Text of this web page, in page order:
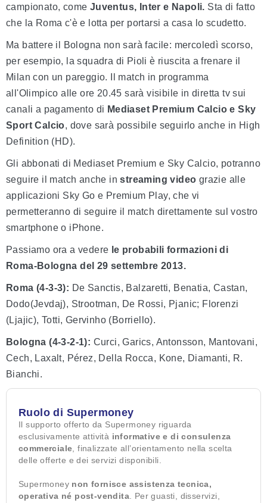
campionato, come Juventus, Inter e Napoli. Sta di fatto
che la Roma c'è e lotta per portarsi a casa lo scudetto.
Ma battere il Bologna non sarà facile: mercoledì scorso,
per esempio, la squadra di Pioli è riuscita a frenare il
Milan con un pareggio. Il match in programma
all'Olimpico alle ore 20.45 sarà visibile in diretta tv sui
canali a pagamento di Mediaset Premium Calcio e Sky
Sport Calcio, dove sarà possibile seguirlo anche in High
Definition (HD).
Gli abbonati di Mediaset Premium e Sky Calcio, potranno
seguire il match anche instreaming video grazie alle
applicazioni Sky Go e Premium Play, che vi
permetteranno di seguire il match direttamente sul vostro
smartphone o iPhone.
Passiamo ora a vedere le probabili formazioni di
Roma-Bologna del 29 settembre 2013.
Roma (4-3-3): De Sanctis, Balzaretti, Benatia, Castan,
Dodo(Jevdaj), Strootman, De Rossi, Pjanic; Florenzi
(Ljajic), Totti, Gervinho (Borriello).
Bologna (4-3-2-1): Curci, Garics, Antonsson, Mantovani,
Cech, Laxalt, Pérez, Della Rocca, Kone, Diamanti, R.
Bianchi.
Ruolo di Supermoney
Il supporto offerto da Supermoney riguarda
esclusivamente attività informative e di consulenza
commerciale , finalizzate all’orientamento nella scelta
delle offerte e dei servizi disponibili.
Supermoney non fornisce assistenza tecnica,
operativa né post-vendita . Per guasti, disservizi,